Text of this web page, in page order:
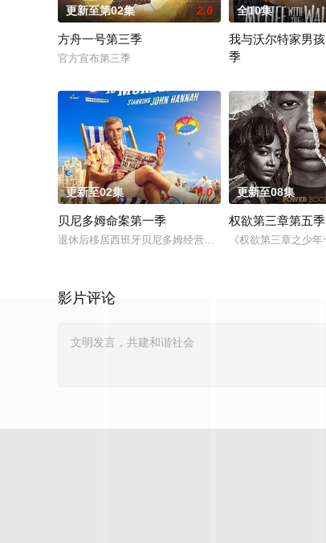
更新至第02集 2.0
方舟一号第三季
官方宣布第三季
全10集
我与沃尔特家男
季
更新至02集 3.0
贝尼多姆命案第一季
退休后移居西班牙贝尼多姆经营酒吧的英国前刑警，原
更新至08集
权欲第三章第五季
《权欲第三章之少
影片评论